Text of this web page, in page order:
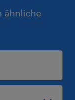
ähnliche